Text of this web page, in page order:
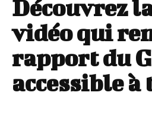
Découvrez
vidéo qui
rapport du
accessible à